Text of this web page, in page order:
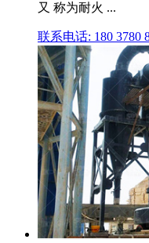
又 称为耐火 ...
联系电话: 180 3780